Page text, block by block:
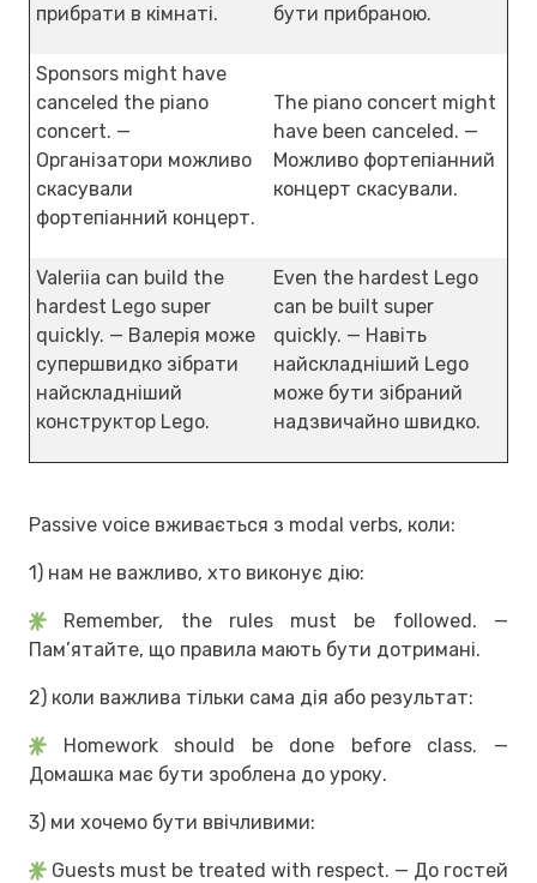
прибрати в кімнаті.
бути прибраною.
Sponsors might have
canceled the piano
concert. —
Організатори можливо
скасували
фортепіанний концерт.
The piano concert might
have been canceled. —
Можливо фортепіанний
концерт скасували.
Valeriia can build the
hardest Lego super
quickly. — Валерія може
супершвидко зібрати
найскладніший
конструктор Lego.
Even the hardest Lego
can be built super
quickly. — Навіть
найскладніший Lego
може бути зібраний
надзвичайно швидко.
Passive voice вживається з modal verbs, коли:
1) нам не важливо, хто виконує дію:
Remember, the rules must be followed. —
Пам’ятайте, що правила мають бути дотримані.
2) коли важлива тільки сама дія або результат:
Homework should be done before class. —
Домашка має бути зроблена до уроку.
3) ми хочемо бути ввічливими:
Guests must be treated with respect. — До гостей